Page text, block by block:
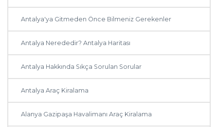
Antalya'ya Gitmeden Önce Bilmeniz Gerekenler
Antalya Nerededir? Antalya Haritası
Antalya Hakkında Sıkça Sorulan Sorular
Antalya Araç Kiralama
Alanya Gazipaşa Havalimanı Araç Kiralama